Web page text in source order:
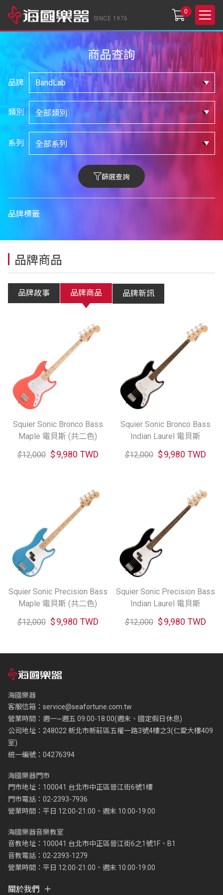
SINCE 1976
0
商品查詢
品牌
類別
系列
篩選查詢
品牌標籤
品牌商品
品牌故事 品牌商品 品牌新訊
Squier Sonic Bronco Bass
Maple 電貝斯 (共二色)
$12,000 $9,980 TWD
Squier Sonic Bronco Bass
Indian Laurel 電貝斯
$12,000 $9,980 TWD
Squier Sonic Precision Bass
Maple 電貝斯 (共二色)
$12,000 $9,980 TWD
Squier Sonic Precision Bass
Indian Laurel 電貝斯
$12,000 $9,980 TWD
海國樂器
客服信箱： service@seafortune.com.tw
營業時間：週一~週五 09:00-18:00(週末、國定假日休息)
公司地址：248022 新北市新莊區五權一路3號4樓之3(仁愛大樓409
室)
統一編號：04276394
海國樂器門市
門市地址：100041 台北市中正區晉江街6號1樓
門市電話：02-2393-7936
營業時間：平日 12:00-21:00、週末 10:00-19:00
海國樂器音樂教室
音教地址：100041 台北市中正區晉江街6之1號1F、B1
音教電話：02-2393-1279
營業時間：平日 12:00-21:00、週末 10:00-19:00
關於我們